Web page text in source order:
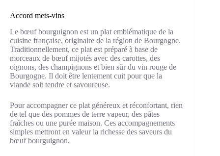
Accord mets-vins
Le bœuf bourguignon est un plat emblématique de la
cuisine française, originaire de la région de Bourgogne.
Traditionnellement, ce plat est préparé à base de
morceaux de bœuf mijotés avec des carottes, des
oignons, des champignons et bien sûr du vin rouge de
Bourgogne. Il doit être lentement cuit pour que la
viande soit tendre et savoureuse.
Pour accompagner ce plat généreux et réconfortant, rien
de tel que des pommes de terre vapeur, des pâtes
fraîches ou une purée maison. Ces accompagnements
simples mettront en valeur la richesse des saveurs du
bœuf bourguignon.